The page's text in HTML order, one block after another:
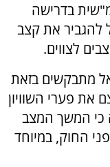
בדרישה
להגביר את קצב
לצווים.
מתבקשים בזאת
פערי השוויון
כי המשך המצב
החוק, במיוחד